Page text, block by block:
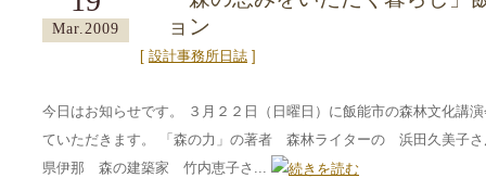
ョン
Mar.2009
[ 設計事務所日誌 ]
今日はお知らせです。 ３月２２日（日曜日）に飯能市の森林文化講
ていただきます。 「森の力」の著者 森林ライターの 浜田久美子さ
県伊那 森の建築家 竹内恵子さ...